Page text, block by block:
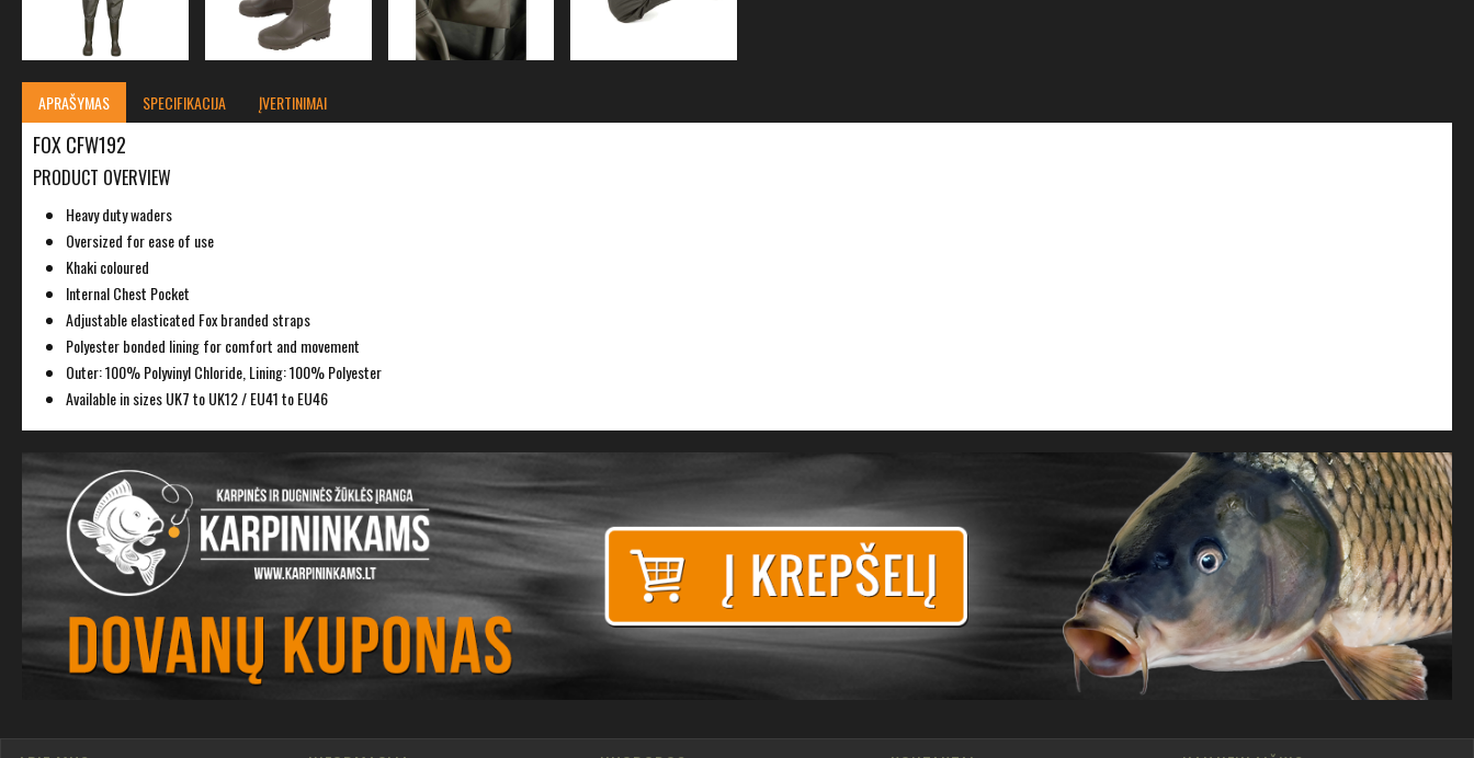
APRAŠYMAS SPECIFIKACIJA ĮVERTINIMAI
FOX CFW192
PRODUCT OVERVIEW
Heavy duty waders
Oversized for ease of use
Khaki coloured
Internal Chest Pocket
Adjustable elasticated Fox branded straps
Polyester bonded lining for comfort and movement
Outer: 100% Polyvinyl Chloride, Lining: 100% Polyester
Available in sizes UK7 to UK12 / EU41 to EU46